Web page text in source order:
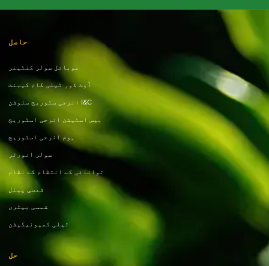
حاصل
موبائل سولر کنٹینر
آؤٹ ڈور ٹیلی کام کیبنٹ
I&C انرجی سٹوریج سلوشن
بیس اسٹیشن انرجی اسٹوریج
ہوم انرجی اسٹوریج
سولر انورٹر
توانائی کے انتظام کے نظام
شمسی پینل
شمسی بیٹری
ٹیلی کمیونیکیشن
حل